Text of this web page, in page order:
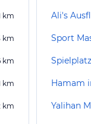
km
km
km
km
km
Ali's
Spielplatz
Hamam
Yalihan